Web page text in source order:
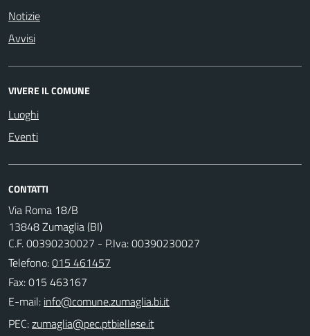
Notizie
Avvisi
VIVERE IL COMUNE
Luoghi
Eventi
CONTATTI
Via Roma 18/B
13848 Zumaglia (BI)
C.F. 00390230027 - P.Iva: 00390230027
Telefono:015 461457
Fax: 015 463167
E-mail:
PEC: